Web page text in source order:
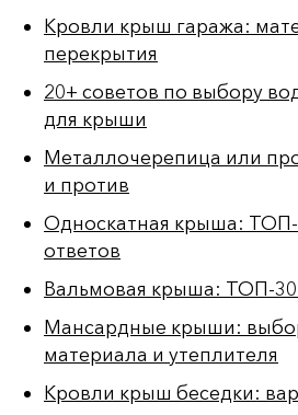
Кровли крыш гаража:
перекрытия
20+ советов по выбору
для крыши
Металлочерепица или
и против
Односкатная крыша:
ответов
Вальмовая крыша: ТОП-30
Мансардные крыши:
материала и утеплителя
Кровли крыш беседки: